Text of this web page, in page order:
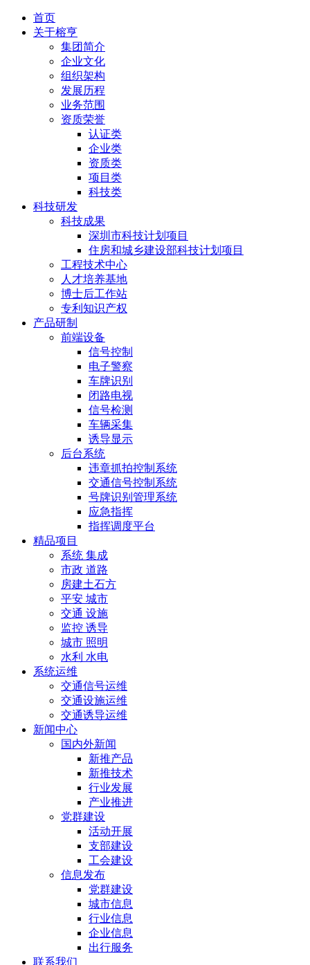
首页
关于榕亨
集团简介
企业文化
组织架构
发展历程
业务范围
资质荣誉
认证类
企业类
资质类
项目类
科技类
科技研发
科技成果
深圳市科技计划项目
住房和城乡建设部科技计划项目
工程技术中心
人才培养基地
博士后工作站
专利知识产权
产品研制
前端设备
信号控制
电子警察
车牌识别
闭路电视
信号检测
车辆采集
诱导显示
后台系统
违章抓拍控制系统
交通信号控制系统
号牌识别管理系统
应急指挥
指挥调度平台
精品项目
系统 集成
市政 道路
房建土石方
平安 城市
交通 设施
监控 诱导
城市 照明
水利 水电
系统运维
交通信号运维
交通设施运维
交通诱导运维
新闻中心
国内外新闻
新推产品
新推技术
行业发展
产业推进
党群建设
活动开展
支部建设
工会建设
信息发布
党群建设
城市信息
行业信息
企业信息
出行服务
联系我们